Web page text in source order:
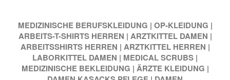
MEDIZINISCHE BERUFSKLEIDUNG | OP-KLEIDUNG |
ARBEITS-T-SHIRTS HERREN | ARZTKITTEL DAMEN |
ARBEITSSHIRTS HERREN | ARZTKITTEL HERREN |
LABORKITTEL DAMEN | MEDICAL SCRUBS |
MEDIZINISCHE BEKLEIDUNG | ÄRZTE KLEIDUNG |